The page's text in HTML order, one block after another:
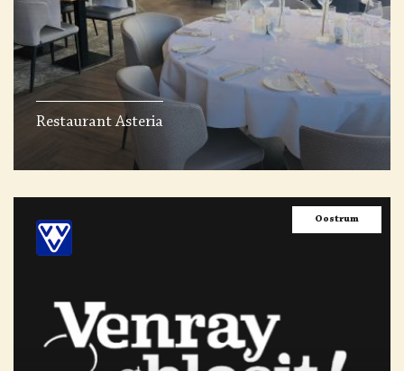
Restaurant Asteria
Oostrum